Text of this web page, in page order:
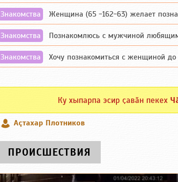
Знакомства Женщина (65 -162-63) желает
Знакомства Познакомлюсь с мужчиной любящим
Знакомства Хочу познакомиться с женщиной до 55
Ку хыпарпа эсир ҫавӑн пекех
Аçтахар Плотников
ПРОИСШЕСТВИЯ